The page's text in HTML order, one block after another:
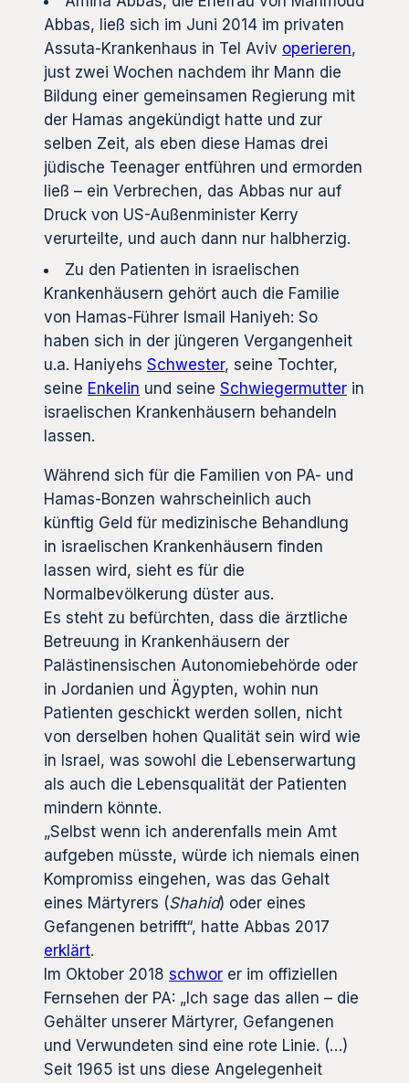
Abbas, ließ sich im Juni 2014 im privaten
Assuta-Krankenhaus in Tel Aviv operieren,
just zwei Wochen nachdem ihr Mann die
Bildung einer gemeinsamen Regierung mit
der Hamas angekündigt hatte und zur
selben Zeit, als eben diese Hamas drei
jüdische Teenager entführen und ermorden
ließ – ein Verbrechen, das Abbas nur auf
Druck von US-Außenminister Kerry
verurteilte, und auch dann nur halbherzig.
Zu den Patienten in israelischen
Krankenhäusern gehört auch die Familie
von Hamas-Führer Ismail Haniyeh: So
haben sich in der jüngeren Vergangenheit
u.a. Haniyehs Schwester, seine Tochter,
seine Enkelin und seine Schwiegermutter in
israelischen Krankenhäusern behandeln
lassen.
Während sich für die Familien von PA- und
Hamas-Bonzen wahrscheinlich auch
künftig Geld für medizinische Behandlung
in israelischen Krankenhäusern finden
lassen wird, sieht es für die
Normalbevölkerung düster aus.
Es steht zu befürchten, dass die ärztliche
Betreuung in Krankenhäusern der
Palästinensischen Autonomiebehörde oder
in Jordanien und Ägypten, wohin nun
Patienten geschickt werden sollen, nicht
von derselben hohen Qualität sein wird wie
in Israel, was sowohl die Lebenserwartung
als auch die Lebensqualität der Patienten
mindern könnte.
„Selbst wenn ich anderenfalls mein Amt
aufgeben müsste, würde ich niemals einen
Kompromiss eingehen, was das Gehalt
eines Märtyrers (Shahid) oder eines
Gefangenen betrifft“, hatte Abbas 2017
erklärt.
Im Oktober 2018 schwor er im offiziellen
Fernsehen der PA: „Ich sage das allen – die
Gehälter unserer Märtyrer, Gefangenen
und Verwundeten sind eine rote Linie. (…)
Seit 1965 ist uns diese Angelegenheit